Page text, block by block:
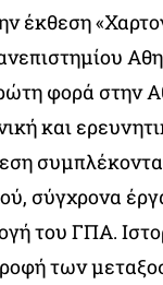
έκθεση
φορά στην
και
σύγχρονα
του ΓΠΑ.
των